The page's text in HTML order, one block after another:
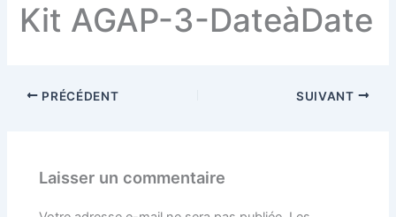
Kit AGAP-3-DateàDate
PRÉCÉDENT SUIVANT
Laisser un commentaire